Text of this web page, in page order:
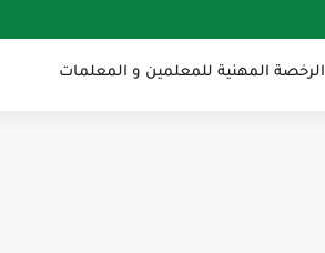
الرخصة المهنية للمعلمين و المعلمات